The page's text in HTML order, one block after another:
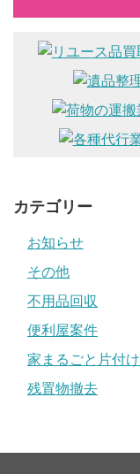
カテゴリー
お知らせ
その他
不用品回収
便利屋案件
家まるごと片付け
残置物撤去